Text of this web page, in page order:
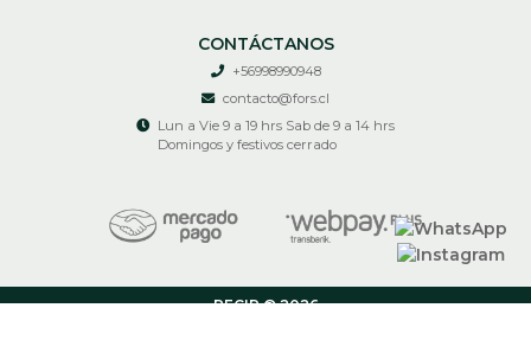
CONTÁCTANOS
+56998990948
contacto@fors.cl
Lun a Vie 9 a 19 hrs Sab de 9 a 14 hrs
Domingos y festivos cerrado
RECIR © 2026